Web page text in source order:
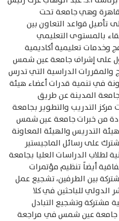
وهي جامعة تحت
تأصيل قواعد التعاون بين
بالمستوى التعليمي
وخدمات تعليمية أكاديمية
على إشراف جامعة عين شمس
الدراسية التي تدرس
في تنمية قدرات أعضاء هيئة
المدينة عن طريق
مركز التدريب والتطوير بجامعة
من خبرات جامعة عين شمس
التدريس والهيئة المعاونة
على رسائل الماجيستير
لطلاب الدراسات العليا بجامعة
أيضاً تنظيم مؤتمرات
بين الطرفين، تشجيع عمل
الدولي للباحثين في كلا
مشتركة وتشجيع التبادل
جامعة عين شمس في مراجعة